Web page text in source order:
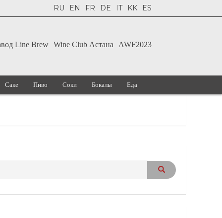
RU EN FR DE IT KK ES
Line Brew Wine Club Астана AWF2023
Саке Пиво Соки Бокалы Еда